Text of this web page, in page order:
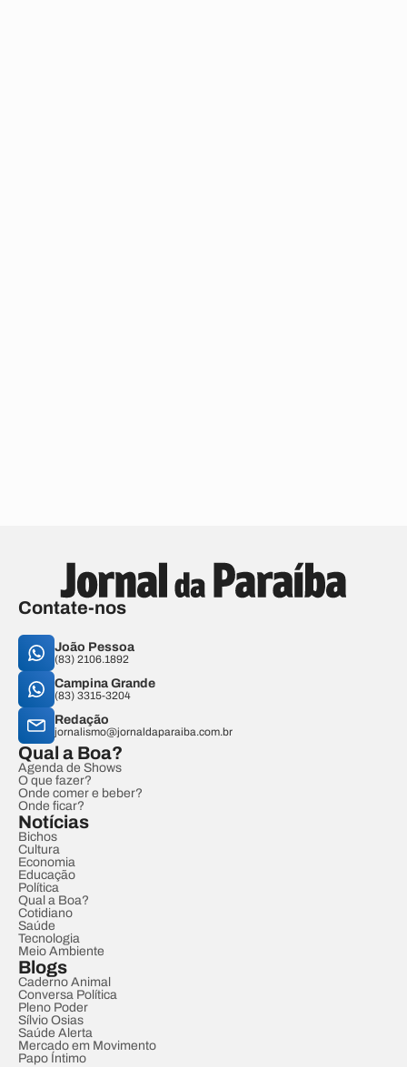
Contate-nos
João Pessoa
(83) 2106.1892
Campina Grande
(83) 3315-3204
Redação
jornalismo@jornaldaparaiba.com.br
Qual a Boa?
Agenda de Shows
O que fazer?
Onde comer e beber?
Onde ficar?
Notícias
Bichos
Cultura
Economia
Educação
Política
Qual a Boa?
Cotidiano
Saúde
Tecnologia
Meio Ambiente
Blogs
Caderno Animal
Conversa Política
Pleno Poder
Sílvio Osias
Saúde Alerta
Mercado em Movimento
Papo Íntimo